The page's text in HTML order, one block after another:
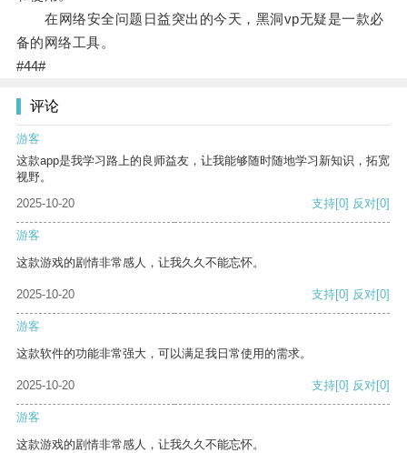
在网络安全问题日益突出的今天，黑洞vp无疑是一款必
备的网络工具。
#44#
评论
游客
这款app是我学习路上的良师益友，让我能够随时随地学习新知识，拓宽
视野。
2025-10-20
支持[0] 反对[0]
游客
这款游戏的剧情非常感人，让我久久不能忘怀。
2025-10-20 支持[0] 反对[0]
游客
这款软件的功能非常强大，可以满足我日常使用的需求。
2025-10-20 支持[0] 反对[0]
游客
这款游戏的剧情非常感人，让我久久不能忘怀。